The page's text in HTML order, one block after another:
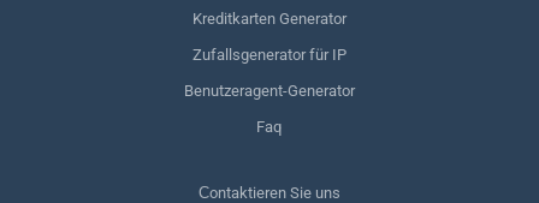
Kreditkarten Generator
Zufallsgenerator für IP
Benutzeragent-Generator
Faq
Сontaktieren Sie uns